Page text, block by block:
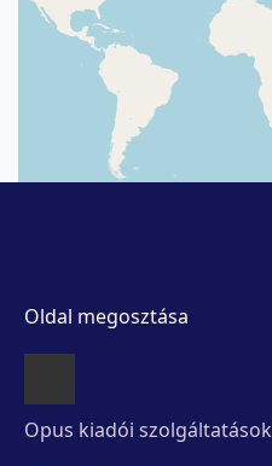
Oldal megosztása
Opus kiadói szolgáltatások